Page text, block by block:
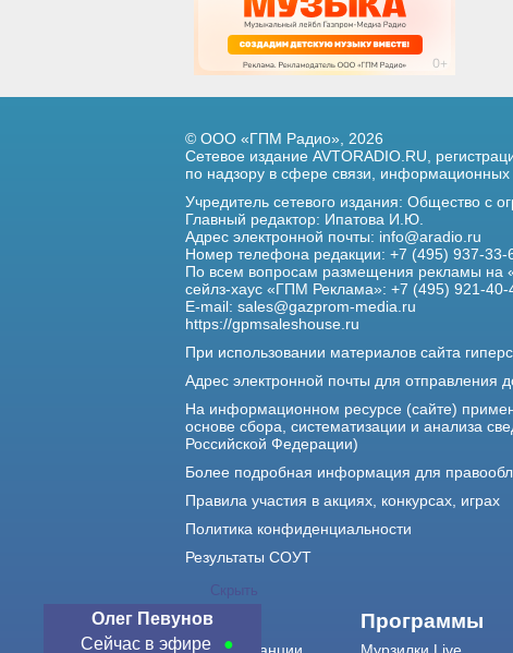
Скрыть
Олег Певунов
Сейчас в эфире
© ООО «ГПМ Радио», 2026
Сетевое издание AVTORADIO.RU,
по надзору в сфере связи, информационных
Учредитель сетевого издания: Общество с
Главный редактор: Ипатова И.Ю.
Адрес электронной почты: info@aradio.ru
Номер телефона редакции: +7 (495) 937-33-
По всем вопросам размещения рекламы на
сейлз-хаус «ГПМ Реклама»: +7 (495) 921-40-
E-mail: sales@gazprom-media.ru
https://gpmsaleshouse.ru
При использовании материалов сайта
Адрес электронной почты для отправления
На информационном ресурсе (сайте)
основе сбора, систематизации и анализа
Российской Федерации)
Более подробная информация для
Правила участия в акциях, конкурсах, играх
Политика конфиденциальности
Результаты СОУТ
О нас Программы